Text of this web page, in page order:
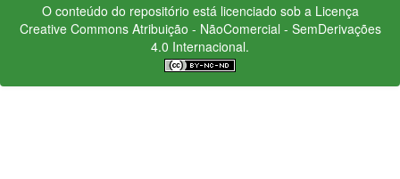
O conteúdo do repositório está licenciado sob a Licença
Creative CommonsAtribuição - NãoComercial - SemDerivações
4.0 Internacional.